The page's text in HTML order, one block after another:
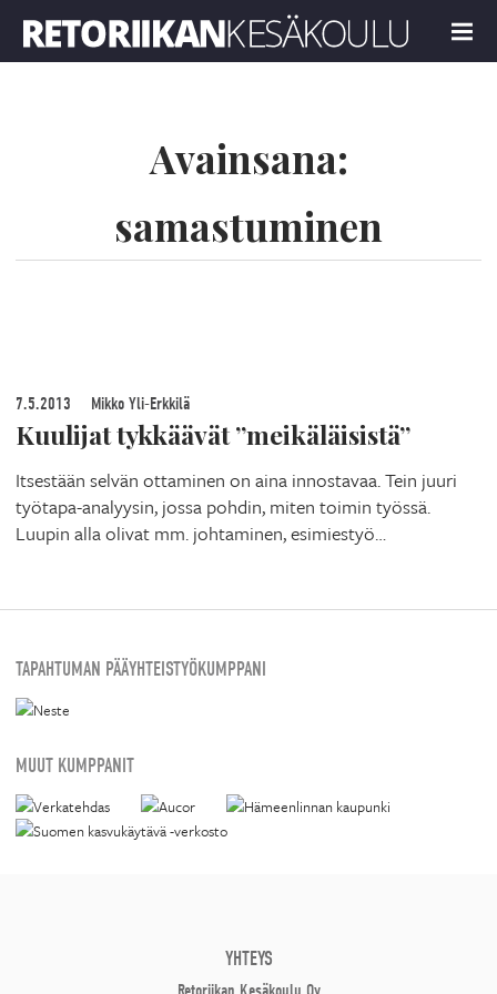
MENU
Avainsana:
samastuminen
7.5.2013 Mikko Yli-Erkkilä
Kuulijat tykkäävät ”meikäläisistä”
Itsestään selvän ottaminen on aina innostavaa. Tein juuri
työtapa-analyysin, jossa pohdin, miten toimin työssä.
Luupin alla olivat mm. johtaminen, esimiestyö…
TAPAHTUMAN PÄÄYHTEISTYÖKUMPPANI
MUUT KUMPPANIT
YHTEYS